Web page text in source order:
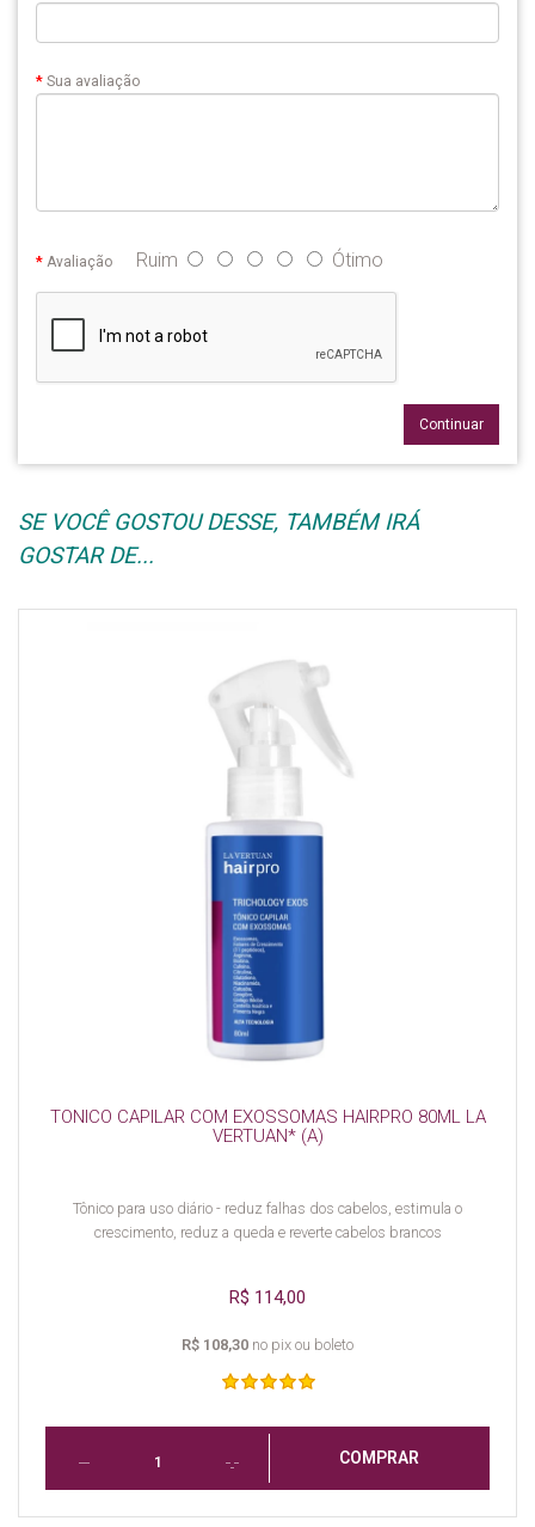
Sua avaliação
Avaliação Ruim Ótimo
Continuar
SE VOCÊ GOSTOU DESSE, TAMBÉM IRÁ
GOSTAR DE...
TONICO CAPILAR COM EXOSSOMAS HAIRPRO 80ML LA
VERTUAN* (A)
Tônico para uso diário - reduz falhas dos cabelos, estimula o
crescimento, reduz a queda e reverte cabelos brancos
R$ 114,00
R$ 108,30 no pix ou boleto
COMPRAR